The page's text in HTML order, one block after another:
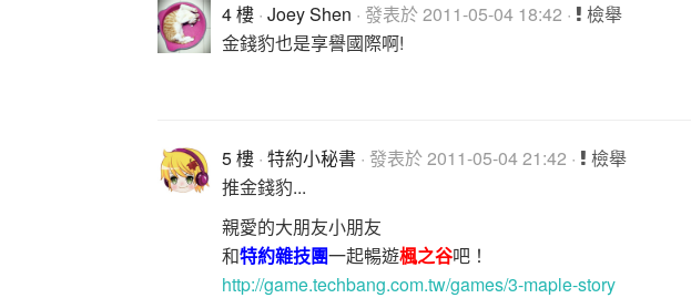
4 樓 · Joey Shen · 發表於 2011-05-04 18:42 ·
檢舉
金錢豹也是享譽國際啊!
5 樓 · 特約小秘書 · 發表於 2011-05-04 21:42 ·
檢舉
推金錢豹...
親愛的大朋友小朋友
和特約雜技團一起暢遊楓之谷吧！
http://game.techbang.com.tw/games/3-maple-story